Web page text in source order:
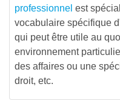
professionnel est
vocabulaire spécifique
qui peut être utile au
environnement
des affaires ou une
droit, etc.